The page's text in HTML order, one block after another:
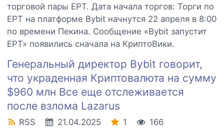
торговой пары EPT. Дата начала торгов: Торги по
EPT на платформе Bybit начнутся 22 апреля в 8:00
по времени Пекина. Сообщение «Bybit запустит
EPT» появились сначала на КриптоВики.
Генеральный директор Bybit говорит,
что украденная Криптовалюта на сумму
$960 млн Все еще отслеживается
после взлома Lazarus
RSS 21.04.2025 1
166